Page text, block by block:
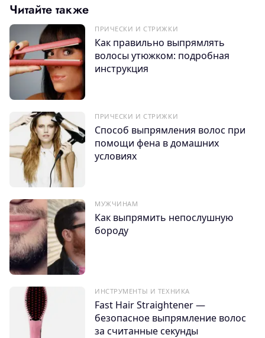
Читайте также
ПРИЧЕСКИ И СТРИЖКИ
Как правильно выпрямлять
волосы утюжком: подробная
инструкция
ПРИЧЕСКИ И СТРИЖКИ
Способ выпрямления волос при
помощи фена в домашних
условиях
МУЖЧИНАМ
Как выпрямить непослушную
бороду
ИНСТРУМЕНТЫ И ТЕХНИКА
Fast Hair Straightener —
безопасное выпрямление волос
за считанные секунды